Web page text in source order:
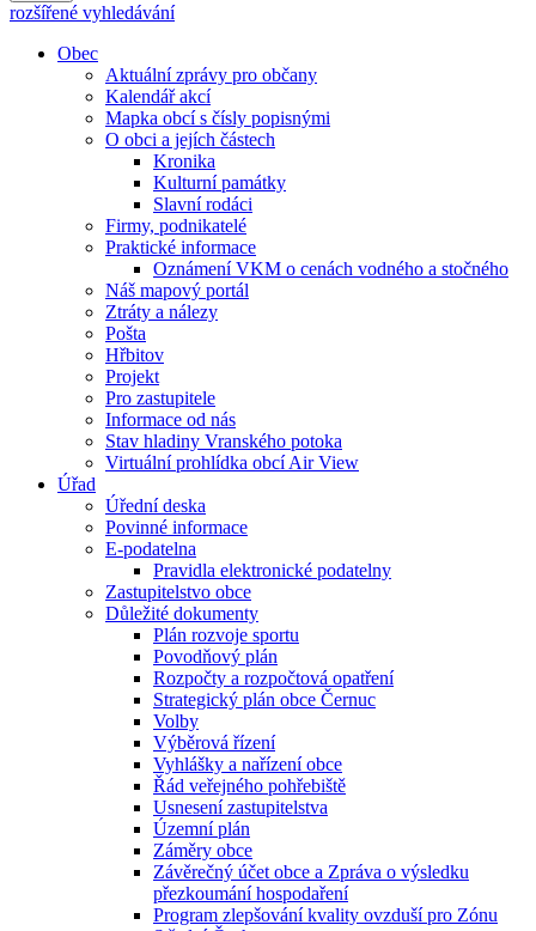
rozšířené vyhledávání
Obec
Aktuální zprávy pro občany
Kalendář akcí
Mapka obcí s čísly popisnými
O obci a jejích částech
Kronika
Kulturní památky
Slavní rodáci
Firmy, podnikatelé
Praktické informace
Oznámení VKM o cenách vodného a stočného
Náš mapový portál
Ztráty a nálezy
Pošta
Hřbitov
Projekt
Pro zastupitele
Informace od nás
Stav hladiny Vranského potoka
Virtuální prohlídka obcí Air View
Úřad
Úřední deska
Povinné informace
E-podatelna
Pravidla elektronické podatelny
Zastupitelstvo obce
Důležité dokumenty
Plán rozvoje sportu
Povodňový plán
Rozpočty a rozpočtová opatření
Strategický plán obce Černuc
Volby
Výběrová řízení
Vyhlášky a nařízení obce
Řád veřejného pohřebiště
Usnesení zastupitelstva
Územní plán
Záměry obce
Závěrečný účet obce a Zpráva o výsledku
přezkoumání hospodaření
Program zlepšování kvality ovzduší pro Zónu